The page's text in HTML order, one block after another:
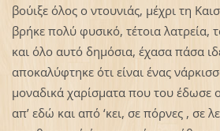
βούιξε όλος ο ντουνιάς, μέχρι τη
βρήκε πολύ φυσικό, τέτοια λατρεία,
και όλο αυτό δημόσια, έχασα πάσα
αποκαλύφτηκε ότι είναι ένας
μοναδικά χαρίσματα που του έδωσε
απ’ εδώ και από ‘κει, σε πόρνες , σε